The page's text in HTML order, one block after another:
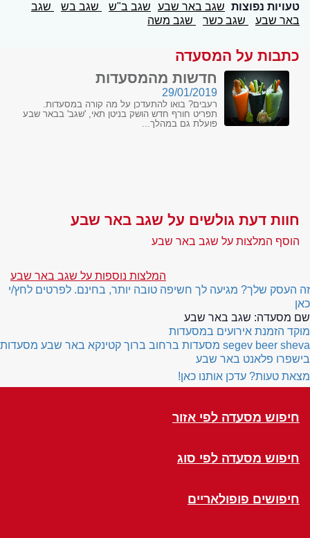
טעויות נפוצות שגב באר שבע שגב ב"ש שגב בש
שגב
באר שבע
שגב כשר שגב משה
כתבות על המסעדה
חדשות מהמסעדות
29/01/2019
רעבים? בואו להתעדכן על מה קורה במסעדות.
תפריט חורף חדש הושק בניטן תאי, 'שגב' בבאר שבע
פועלת גם במהלך...
חוות דעת גולשים על שגב באר שבע
הוסף המלצות על שגב באר שבע
המלצות נוספות על שגב באר שבע
זה העסק שלך? מגיעה לך חשיפה טובה יותר, בחינם. לפרטים לחץ/י
כאן
שם מסעדה: שגב באר שבע
מוקד הזמנת אירועים במסעדות
segev beer sheva מסעדות ברחוב ברוך קטינקא באר שבע מסעדות
בישפרו פלאנט באר שבע
מצאת טעות? עדכן אותנו כאן!
חיפוש מסעדה לפי אזור
חיפוש מסעדה לפי סוג
חיפושים פופולאריים